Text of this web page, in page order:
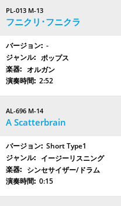
PL-013 M-13
フニクリ･フニクラ
-
ポップス
オルガン
2:52
AL-696 M-14
A Scatterbrain
Short Type1
イージーリスニング
シンセサイザー/ドラム
0:15